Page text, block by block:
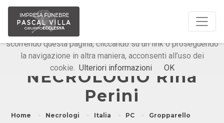
Onoranze Funebri Pascal Villa
NECROLOGIO Rina
Perini
Home Necrologi Italia PC
Gropparello
Questo sito o gli strumenti terzi da questo utilizzati si
avvalgono di cookie necessari al funzionamento ed utili alle
finalità illustrate nella cookie policy. Chiudendo questo banner,
scorrendo questa pagina, cliccando su un link o proseguendo
la navigazione in altra maniera, acconsenti all’uso dei
cookie. Ulteriori informazioni OK